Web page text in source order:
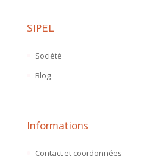
SIPEL
Société
Blog
Informations
Contact et coordonnées